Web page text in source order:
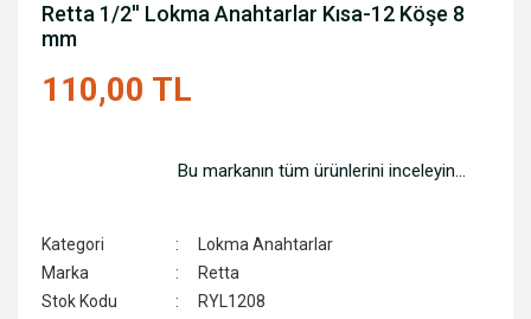
Retta 1/2'' Lokma Anahtarlar Kısa-12 Köşe 8
mm
110,00 TL
Bu markanın tüm ürünlerini inceleyin...
Kategori
Lokma Anahtarlar
Marka
Retta
Stok Kodu
RYL1208